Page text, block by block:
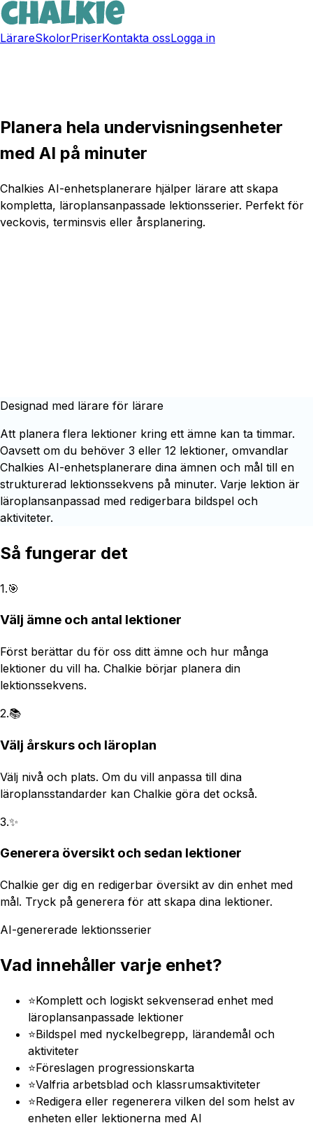
LärareSkolorPriserKontakta ossLogga in
Planera hela undervisningsenheter
med AI på minuter
Chalkies AI-enhetsplanerare hjälper lärare att skapa
kompletta, läroplansanpassade lektionsserier. Perfekt för
veckovis, terminsvis eller årsplanering.
Designad med lärare för lärare
Att planera flera lektioner kring ett ämne kan ta timmar.
Oavsett om du behöver 3 eller 12 lektioner, omvandlar
Chalkies AI-enhetsplanerare dina ämnen och mål till en
strukturerad lektionssekvens på minuter. Varje lektion är
läroplansanpassad med redigerbara bildspel och
aktiviteter.
Så fungerar det
1.🎯
Välj ämne och antal lektioner
Först berättar du för oss ditt ämne och hur många
lektioner du vill ha. Chalkie börjar planera din
lektionssekvens.
2.📚
Välj årskurs och läroplan
Välj nivå och plats. Om du vill anpassa till dina
läroplansstandarder kan Chalkie göra det också.
3.✨
Generera översikt och sedan lektioner
Chalkie ger dig en redigerbar översikt av din enhet med
mål. Tryck på generera för att skapa dina lektioner.
AI-genererade lektionsserier
Vad innehåller varje enhet?
⭐Komplett och logiskt sekvenserad enhet med
läroplansanpassade lektioner
⭐Bildspel med nyckelbegrepp, lärandemål och
aktiviteter
⭐Föreslagen progressionskarta
⭐Valfria arbetsblad och klassrumsaktiviteter
⭐Redigera eller regenerera vilken del som helst av
enheten eller lektionerna med AI